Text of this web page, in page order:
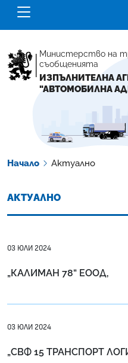
Министерство на
съобщенията
ИЗПЪЛНИТЕЛНА
"АВТОМОБИЛНА
Начало Актуално
АКТУАЛНО
03 ЮЛИ 2024
„КАЛИМАН 78“ ЕООД,
03 ЮЛИ 2024
„СВФ 15 ТРАНСПОРТ